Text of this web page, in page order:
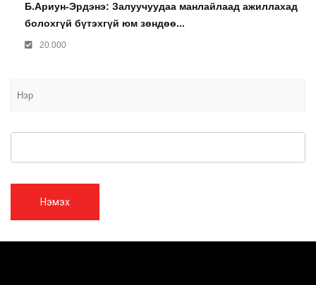
Б.Ариун-Эрдэнэ: Залуучуудаа манлайлаад ажиллахад
болохгүй бүтэхгүй юм зөндөө...
20.000
Нэмэх